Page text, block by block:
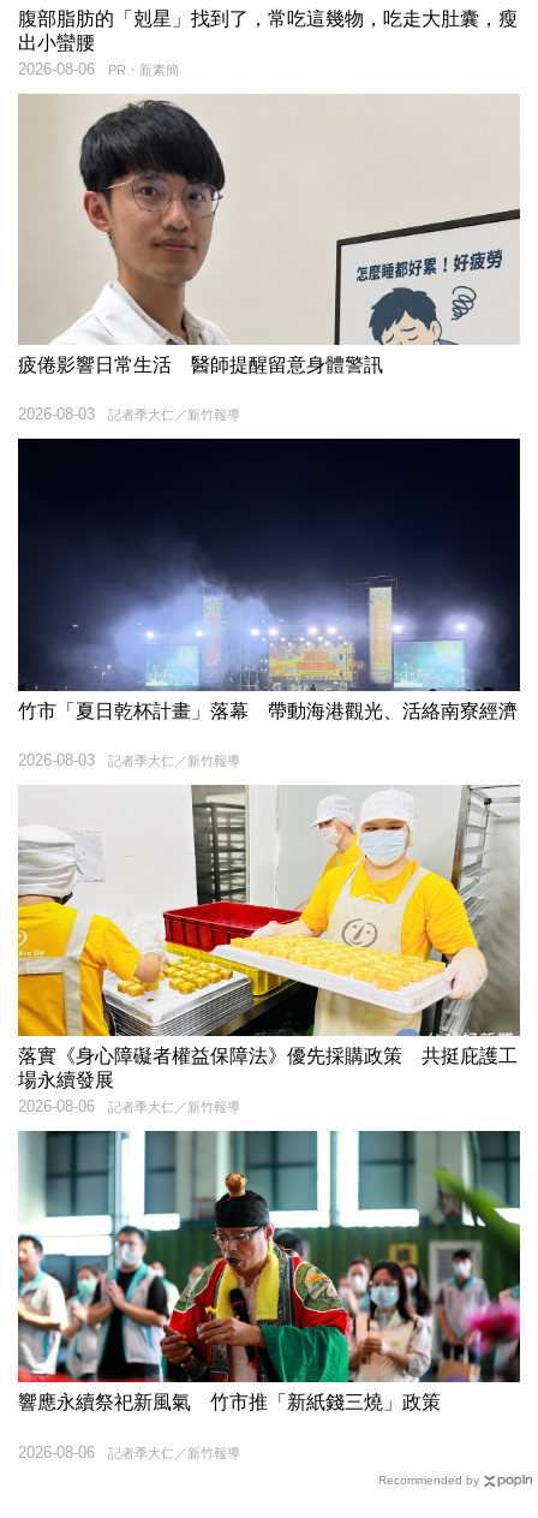
腹部脂肪的「剋星」找到了，常吃這幾物，吃走大肚囊，瘦
出小蠻腰
PR・新素簡
2026-08-06
疲倦影響日常生活 醫師提醒留意身體警訊
記者季大仁／新竹報導
2026-08-03
竹市「夏日乾杯計畫」落幕 帶動海港觀光、活絡南寮經濟
記者季大仁／新竹報導
2026-08-03
落實《身心障礙者權益保障法》優先採購政策 共挺庇護工
場永續發展
記者季大仁／新竹報導
2026-08-06
響應永續祭祀新風氣 竹市推「新紙錢三燒」政策
記者季大仁／新竹報導
2026-08-06
Recommended by